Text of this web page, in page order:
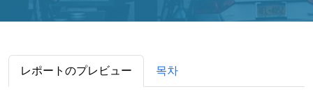
レポートのプレビュー 목차